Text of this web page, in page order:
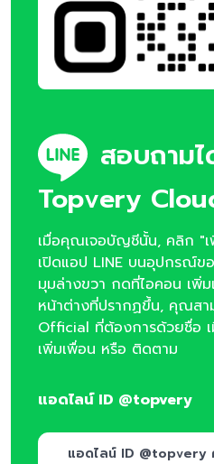
สอบถาม
Topvery
เมื่อคุณเจอบัญชีนั้น, คลิก "
เปิดแอป LINE บนอุปกรณ์
มุมล่างขวา กดที่ไอคอน เพิ่
หน้าต่างที่ปรากฏขึ้น, คุณส
Official ที่ต้องการด้วยชื่อ
เพิ่มเพื่อน หรือ ติดตาม
แอดไลน์ ID @topvery
แอดไลน์ ID @topvery